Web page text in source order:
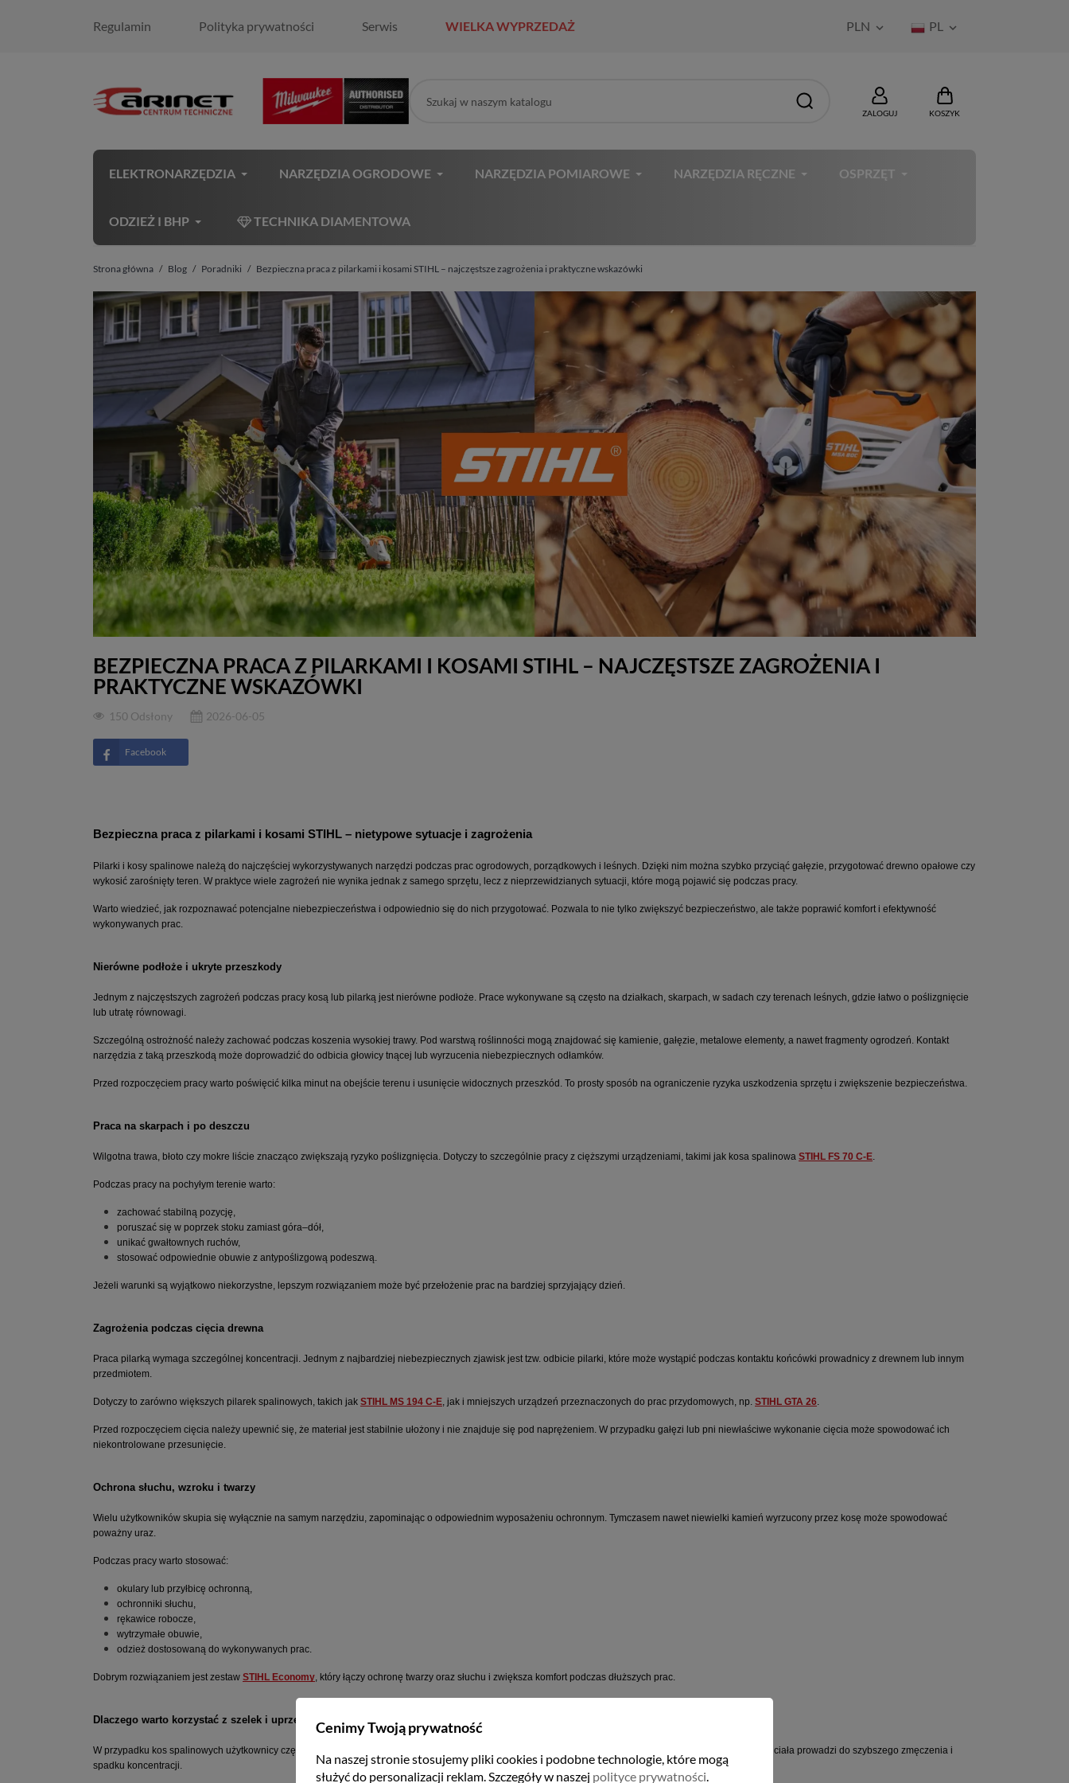
Regulamin Polityka prywatności Serwis WIELKA WYPRZEDAŻ PLN  PL 
ZALOGUJ KOSZYK
ELEKTRONARZĘDZIA NARZĘDZIA OGRODOWE NARZĘDZIA POMIAROWE NARZĘDZIA RĘCZNE OSPRZĘT
ODZIEŻ I BHP TECHNIKA DIAMENTOWA
Strona główna Blog Poradniki Bezpieczna praca z pilarkami i kosami STIHL – najczęstsze zagrożenia i praktyczne wskazówki
BEZPIECZNA PRACA Z PILARKAMI I KOSAMI STIHL – NAJCZĘSTSZE ZAGROŻENIA I
PRAKTYCZNE WSKAZÓWKI
150 Odsłony 2026-06-05
Facebook
Bezpieczna praca z pilarkami i kosami STIHL – nietypowe sytuacje i zagrożenia
Pilarki i kosy spalinowe należą do najczęściej wykorzystywanych narzędzi podczas prac ogrodowych, porządkowych i leśnych. Dzięki nim można szybko przyciąć gałęzie, przygotować drewno opałowe czy
wykosić zarośnięty teren. W praktyce wiele zagrożeń nie wynika jednak z samego sprzętu, lecz z nieprzewidzianych sytuacji, które mogą pojawić się podczas pracy.
Warto wiedzieć, jak rozpoznawać potencjalne niebezpieczeństwa i odpowiednio się do nich przygotować. Pozwala to nie tylko zwiększyć bezpieczeństwo, ale także poprawić komfort i efektywność
wykonywanych prac.
Nierówne podłoże i ukryte przeszkody
Jednym z najczęstszych zagrożeń podczas pracy kosą lub pilarką jest nierówne podłoże. Prace wykonywane są często na działkach, skarpach, w sadach czy terenach leśnych, gdzie łatwo o poślizgnięcie
lub utratę równowagi.
Szczególną ostrożność należy zachować podczas koszenia wysokiej trawy. Pod warstwą roślinności mogą znajdować się kamienie, gałęzie, metalowe elementy, a nawet fragmenty ogrodzeń. Kontakt
narzędzia z taką przeszkodą może doprowadzić do odbicia głowicy tnącej lub wyrzucenia niebezpiecznych odłamków.
Przed rozpoczęciem pracy warto poświęcić kilka minut na obejście terenu i usunięcie widocznych przeszkód. To prosty sposób na ograniczenie ryzyka uszkodzenia sprzętu i zwiększenie bezpieczeństwa.
Praca na skarpach i po deszczu
Wilgotna trawa, błoto czy mokre liście znacząco zwiększają ryzyko poślizgnięcia. Dotyczy to szczególnie pracy z cięższymi urządzeniami, takimi jak kosa spalinowa STIHL FS 70 C-E
Podczas pracy na pochyłym terenie warto:
zachować stabilną pozycję,
poruszać się w poprzek stoku zamiast góra–dół,
unikać gwałtownych ruchów,
stosować odpowiednie obuwie z antypoślizgową podeszwą.
Jeżeli warunki są wyjątkowo niekorzystne, lepszym rozwiązaniem może być przełożenie prac na bardziej sprzyjający dzień.
Zagrożenia podczas cięcia drewna
Praca pilarką wymaga szczególnej koncentracji. Jednym z najbardziej niebezpiecznych zjawisk jest tzw. odbicie pilarki, które może wystąpić podczas kontaktu końcówki prowadnicy z drewnem lub innym
przedmiotem.
Dotyczy to zarówno większych pilarek spalinowych, takich jak STIHL MS 194 C-E , jak i mniejszych urządzeń przeznaczonych do prac przydomowych, np. STIHL GTA 26
Przed rozpoczęciem cięcia należy upewnić się, że materiał jest stabilnie ułożony i nie znajduje się pod naprężeniem. W przypadku gałęzi lub pni niewłaściwe wykonanie cięcia może spowodować ich
niekontrolowane przesunięcie.
Ochrona słuchu, wzroku i twarzy
Wielu użytkowników skupia się wyłącznie na samym narzędziu, zapominając o odpowiednim wyposażeniu ochronnym. Tymczasem nawet niewielki kamień wyrzucony przez kosę może spowodować
poważny uraz.
Podczas pracy warto stosować:
okulary lub przyłbicę ochronną,
ochronniki słuchu,
rękawice robocze,
wytrzymałe obuwie,
odzież dostosowaną do wykonywanych prac.
Dobrym rozwiązaniem jest zestaw STIHL Economy , który łączy ochronę twarzy oraz słuchu i zwiększa komfort podczas dłuższych prac.
Dlaczego warto korzystać z szelek i uprzęży?
W przypadku kos spalinowych użytkownicy często pomijają elementy poprawiające ergonomię pracy. To błąd, ponieważ długotrwałe obciążenie jednej strony ciała prowadzi do szybszego zmęczenia i
spadku koncentracji.
Cenimy Twoją prywatność
Na naszej stronie stosujemy pliki cookies i podobne technologie, które mogą
służyć do personalizacji reklam. Szczegóły w naszej polityce prywatności